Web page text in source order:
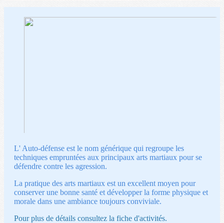
L' Auto-défense est le nom générique qui regroupe les
techniques empruntées aux principaux arts martiaux pour se
défendre contre les agression.
La pratique des arts martiaux est un excellent moyen pour
conserver une bonne santé et développer la forme physique et
morale dans une ambiance toujours conviviale.
Pour plus de détails consultez la fiche d'activités.